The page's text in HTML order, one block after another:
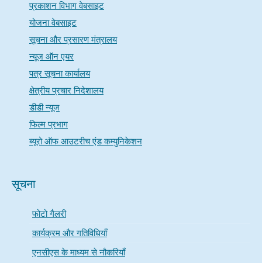
प्रकाशन विभाग वेबसाइट
योजना वेबसाइट
सूचना और प्रसारण मंत्रालय
न्यूज ऑन एयर
पत्र सूचना कार्यालय
क्षेत्रीय प्रचार निदेशालय
डीडी न्यूज
फिल्म प्रभाग
ब्यूरो ऑफ आउटरीच एंड कम्युनिकेशन
सूचना
फोटो गैलरी
कार्यक्रम और गतिविधियाँ
एनसीएस के माध्यम से नौकरियाँ